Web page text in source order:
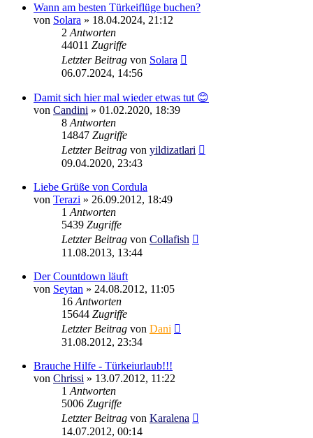
Wann am besten Türkeiflüge buchen?
von Solara » 18.04.2024, 21:12
2 Antworten
44011 Zugriffe
Letzter Beitrag von Solara
06.07.2024, 14:56
Damit sich hier mal wieder etwas tut 😊
von Candini » 01.02.2020, 18:39
8 Antworten
14847 Zugriffe
Letzter Beitrag von yildizatlari
09.04.2020, 23:43
Liebe Grüße von Cordula
von Terazi » 26.09.2012, 18:49
1 Antworten
5439 Zugriffe
Letzter Beitrag von Collafish
11.08.2013, 13:44
Der Countdown läuft
von Seytan » 24.08.2012, 11:05
16 Antworten
15644 Zugriffe
Letzter Beitrag von Dani
31.08.2012, 23:34
Brauche Hilfe - Türkeiurlaub!!!
von Chrissi » 13.07.2012, 11:22
1 Antworten
5006 Zugriffe
Letzter Beitrag von Karalena
14.07.2012, 00:14